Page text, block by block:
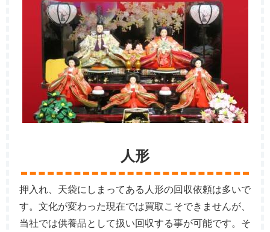
人形
押入れ、天袋にしまってある人形の回収依頼は多いで
す。文化が変わった現在では買取こそできませんが、
当社では供養品として扱い回収する事が可能です。そ